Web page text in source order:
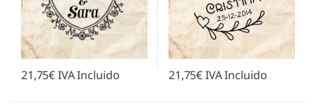
21,75€IVA Incluido 21,75€IVA Incluido